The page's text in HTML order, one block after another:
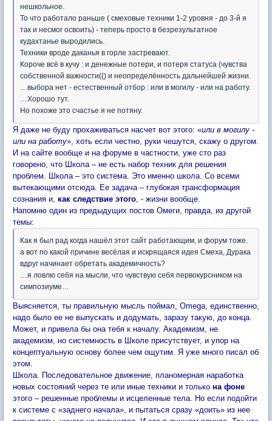
нешкольное.
То что работало раньше ( смеховые техники 1-2 уровня - до 3-й я
так и несмог освоить) - теперь просто в безрезультатное
кудахтанье выродились.
Техники вроде даканья в горле застревают.
Короче всё в кучу : и денежные потери, и потеря статуса (чувства
собственной важности(() и неопределённость дальнейшей жизни.
…выбора нет - естественный отбор : или в могилу - или на работу.
…Хорошо тут.
Но похоже это счастье я не потяну.
Я даже не буду прохаживаться насчет вот этого: «или в могилу -
или на работу», хоть если честно, руки чешутся, скажу о другом.
И на сайте вообще и на форуме в частности, уже сто раз
говорено, что Школа – не есть набор техник для решения
проблем. Школа – это система. Это именно школа. Со всеми
вытекающими отсюда. Ее задача – глубокая трансформация
сознания и, как следствие этого , - жизни вообще.
Напомню один из предыдущих постов Омеги, правда, из другой
темы:
Как я был рад когда нашёл этот сайт работающим, и форум тоже.
а вот по какой причине весёлая и искрящаяся идея Смеха, Дурака
вдруг начинает обретать академичность?
…я ловлю себя на мысли, что чувствую себя первокурсником на
симпозиуме…
Выясняется, ты правильную мысль поймал, Omega, единственно,
надо было ее не выпускать и додумать, заразу такую, до конца.
Может, и привела бы она тебя к началу. Академизм, не
академизм, но системность в Школе присутствует, и упор на
концептуальную основу более чем ощутим. Я уже много писал об
этом.
Школа. Последовательное движение, планомерная наработка
новых состояний через те или иные техники и только на фоне
этого – решенные проблемы и исцеленные тела. Но если подойти
к системе с «заднего начала», и пытаться сразу «доить» из нее